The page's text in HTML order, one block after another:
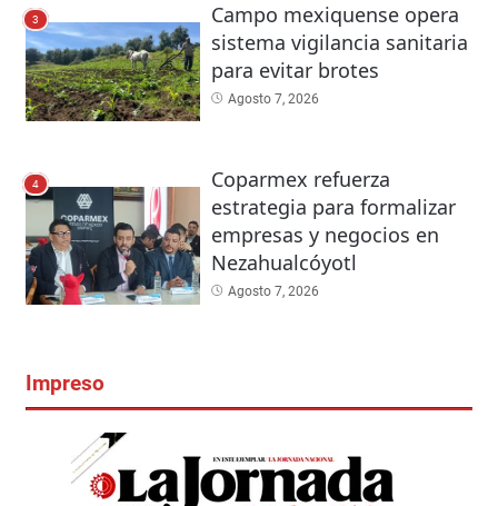
3
Campo mexiquense opera
sistema vigilancia sanitaria
para evitar brotes
Agosto 7, 2026
4
Coparmex refuerza
estrategia para formalizar
empresas y negocios en
Nezahualcóyotl
Agosto 7, 2026
Impreso